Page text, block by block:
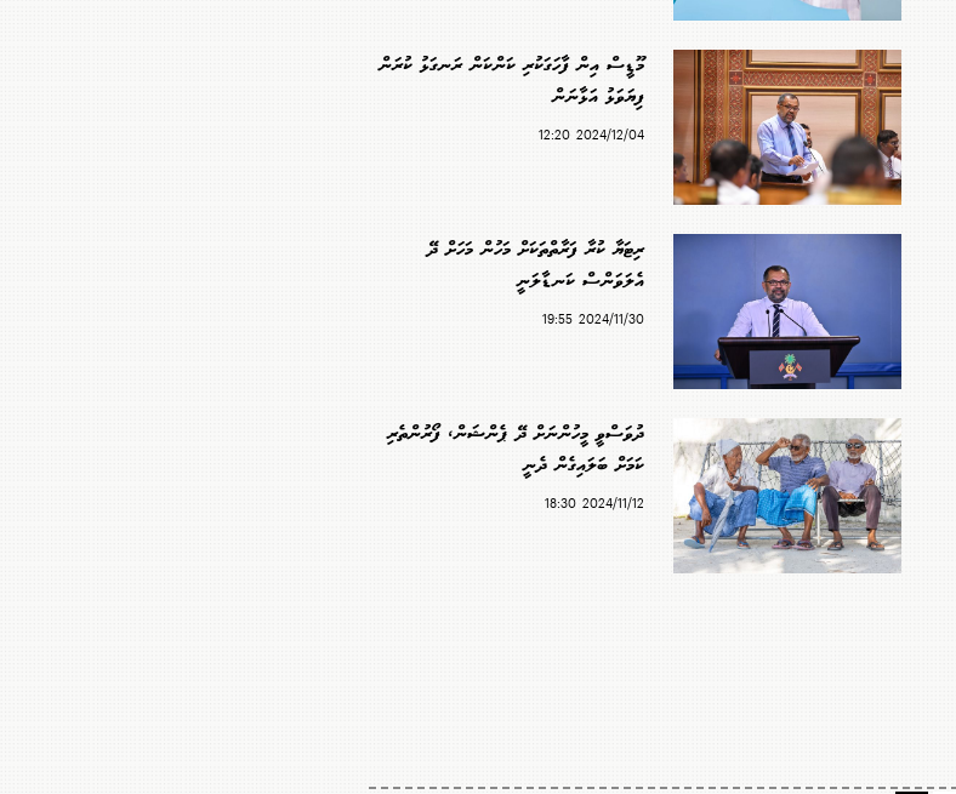
މޫޑީސް އިން ފާހަގަކުރި ކަންކަން ރަނގަޅު ކުރަން
ފިޔަވަޅު އަޅާނަން
2024/12/04 12:20
ރިޓަޔާ ކުރާ ފަރާތްތަކަށް މަހުން މަހަށް ދޭ
އެލަވަންސް ކަނޑާލަނީ
2024/11/30 19:55
ދުވަސްވީ މީހުންނަށް ދޭ ޕެންޝަން، ފޯރުންތެރި
ކަމަށް ބަލައިގެން ދެނީ
2024/11/12 18:30